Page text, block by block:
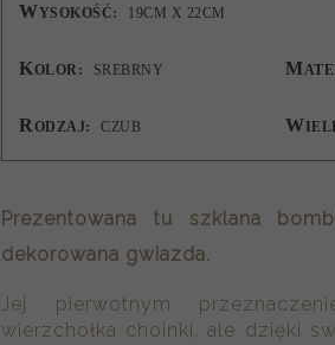
WYSOKOŚĆ: 19CM X 22CM
KOLOR: SREBRNY M
R ODZAJ: CZUB W
Prezentowana tu szklana
dekorowana gwiazda.
Jej pierwotnym
wierzchołka choinki, ale dzięki